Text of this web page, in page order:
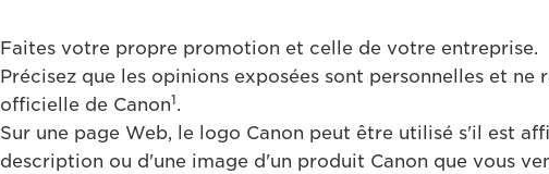
Faites votre propre promotion et celle de votre entreprise.
Précisez que les opinions exposées sont personnelles et
officielle de Canon1.
Sur une page Web, le logo Canon peut être utilisé s'il est
description ou d'une image d'un produit Canon que vous